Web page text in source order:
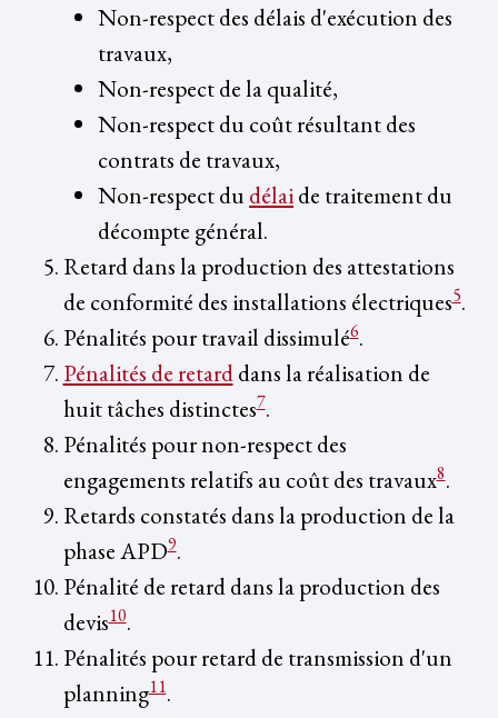
Non-respect des délais d'exécution des
travaux,
Non-respect de la qualité,
Non-respect du coût résultant des
contrats de travaux,
Non-respect dudélaide traitement du
décompte général.
Retard dans la production des attestations
de conformité des installations électriques5.
Pénalités pour travail dissimulé6.
Pénalités de retarddans la réalisation de
huit tâches distinctes7.
Pénalités pour non-respect des
engagements relatifs au coût des travaux8.
Retards constatés dans la production de la
phase APD9.
Pénalité de retard dans la production des
devis10.
Pénalités pour retard de transmission d'un
planning11.